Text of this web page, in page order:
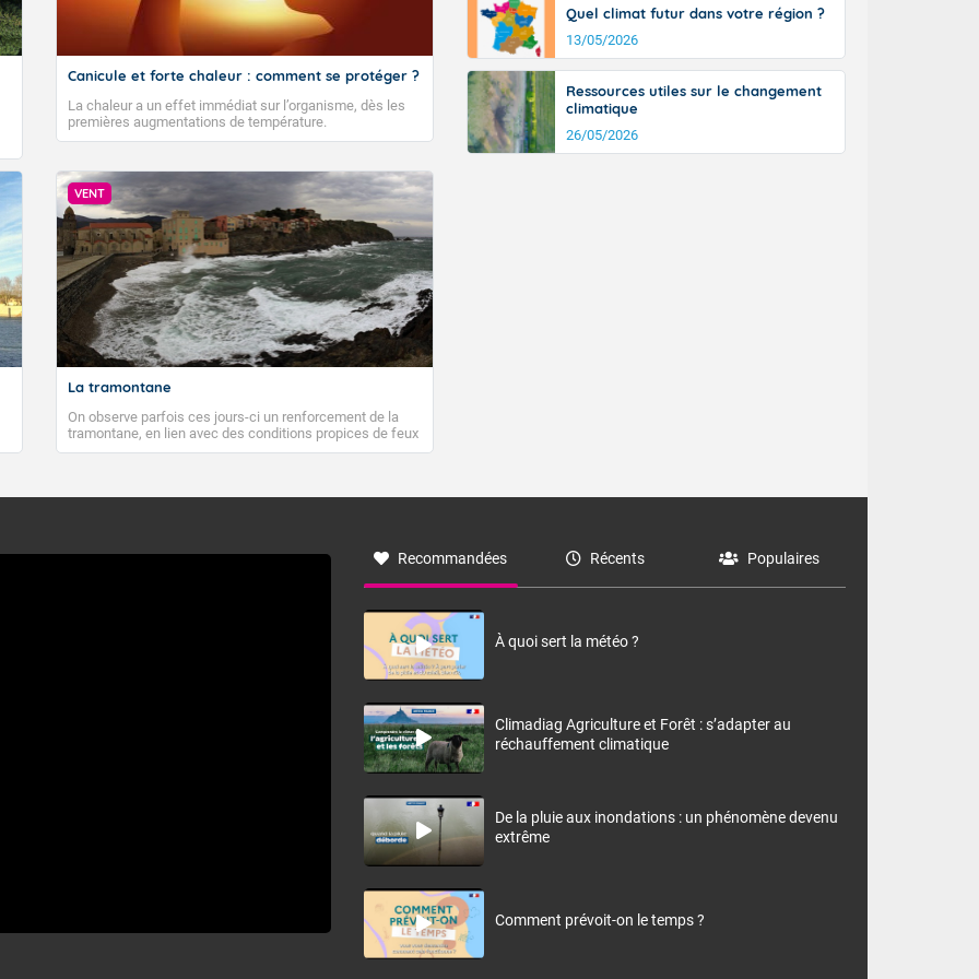
Canicule et forte chaleur : comment se protéger ?
La chaleur a un effet immédiat sur l’organisme, dès les
premières augmentations de température.
VENT
La tramontane
On observe parfois ces jours-ci un renforcement de la
tramontane, en lien avec des conditions propices de feux
de forêt. Mais qu'est-ce que la tramontane ? Quelles sont
à nord-ouest, dans un secteur qui part du Roussillon à la
monts, en allusion aux régions montagneuses d’où
Quel climat futur dans votre région ?
13/05/2026
Ressources utiles sur le changement
climatique
26/05/2026
Recommandées Récents Populaires
À quoi sert la météo ?
Climadiag Agriculture et Forêt : s’adapter au
réchauffement climatique
De la pluie aux inondations : un phénomène devenu
extrême
Comment prévoit-on le temps ?